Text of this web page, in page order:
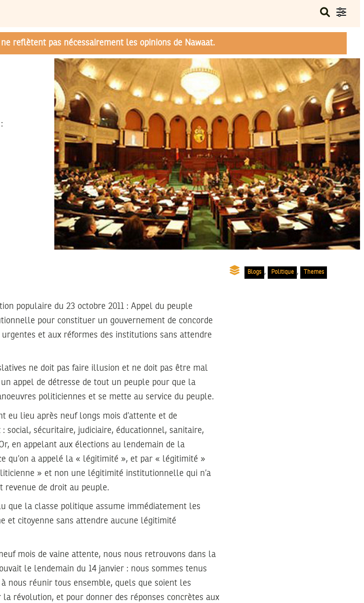
reflètent pas nécessairement les opinions de Nawaat.
Blogs , Politique , Themes
populaire du 23 octobre 2011 : Appel du peuple
pour constituer un gouvernement de concorde
et aux réformes des institutions sans attendre
ne doit pas faire illusion et ne doit pas être mal
appel de détresse de tout un peuple pour que la
politiciennes et se mette au service du peuple.
eu lieu après neuf longs mois d’attente et de
social, sécuritaire, judiciaire, éducationnel, sanitaire,
en appelant aux élections au lendemain de la
qu’on a appelé la « légitimité », et par « légitimité »
» et non une légitimité institutionnelle qui n’a
revenue de droit au peuple.
que la classe politique assume immédiatement les
et citoyenne sans attendre aucune légitimité
mois de vaine attente, nous nous retrouvons dans la
le lendemain du 14 janvier : nous sommes tenus
nous réunir tous ensemble, quels que soient les
révolution, et pour donner des réponses concrètes aux